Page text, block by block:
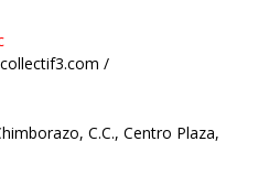
/
C.C., Centro Plaza,